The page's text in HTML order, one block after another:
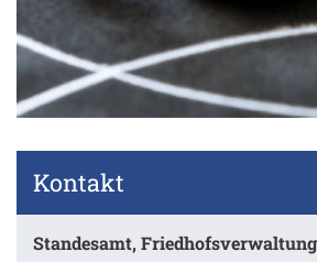
Kontakt
Standesamt, Friedhofsverwaltung